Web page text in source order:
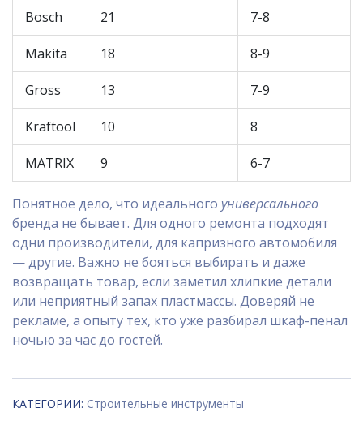
Bosch 21 7-8
Makita 18 8-9
Gross 13 7-9
Kraftool 10 8
MATRIX 9 6-7
Понятное дело, что идеального универсального
бренда не бывает. Для одного ремонта подходят
одни производители, для капризного автомобиля
— другие. Важно не бояться выбирать и даже
возвращать товар, если заметил хлипкие детали
или неприятный запах пластмассы. Доверяй не
рекламе, а опыту тех, кто уже разбирал шкаф-пенал
ночью за час до гостей.
КАТЕГОРИИ: Строительные инструменты